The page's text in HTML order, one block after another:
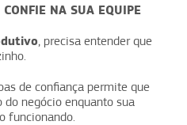
CONFIE NA SUA EQUIPE
, precisa entender que
de confiança permite que
negócio enquanto sua
funcionando.